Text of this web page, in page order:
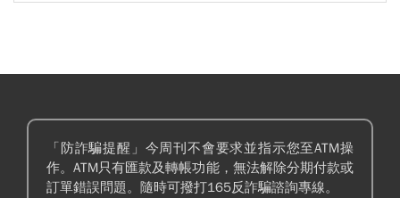
「防詐騙提醒」今周刊不會要求並指示您至ATM操
作。ATM只有匯款及轉帳功能，無法解除分期付款或
訂單錯誤問題。隨時可撥打165反詐騙諮詢專線。